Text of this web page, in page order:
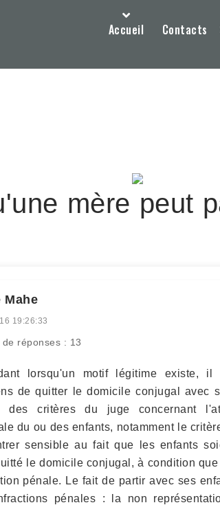
Accueil Contacts
mère peut
Mahe
19:26:33
de réponses : 13
lorsqu'un motif légitime existe,
de quitter le domicile conjugal avec
des critères du juge concernant
du ou des enfants, notamment le
sensible au fait que les enfants
le domicile conjugal, à condition
pénale. Le fait de partir avec ses
pénales : la non